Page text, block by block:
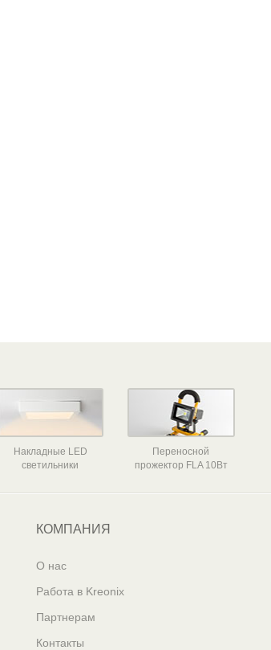
Накладные LED
светильники
Переносной
прожектор FLA 10Вт
КОМПАНИЯ
О нас
Работа в Kreonix
Партнерам
Контакты